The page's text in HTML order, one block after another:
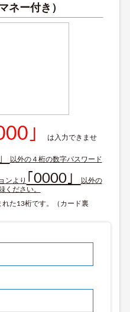
ネー付き）
」
は入力できませ
以外の４桁の数字パスワード
ンより ｢0000」
以外の
ください。
れた13桁です。（カード裏